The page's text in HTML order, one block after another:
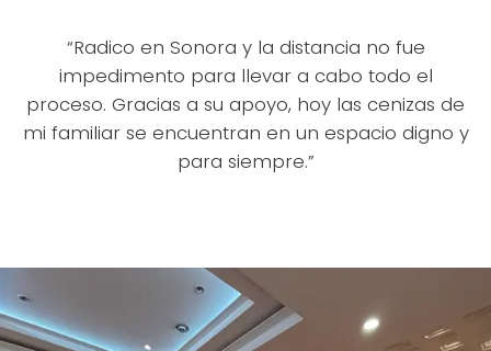
“Radico en Sonora y la distancia no fue
impedimento para llevar a cabo todo el
proceso. Gracias a su apoyo, hoy las cenizas de
mi familiar se encuentran en un espacio digno y
para siempre.”